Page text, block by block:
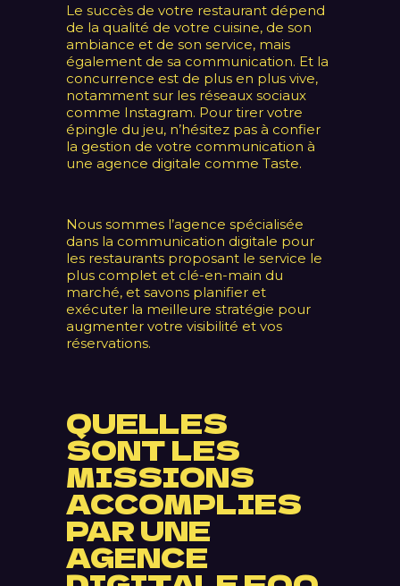
Le succès de votre restaurant dépend
de la qualité de votre cuisine, de son
ambiance et de son service, mais
également de sa communication. Et la
concurrence est de plus en plus vive,
notamment sur les réseaux sociaux
comme Instagram. Pour tirer votre
épingle du jeu, n’hésitez pas à confier
la gestion de votre communication à
une agence digitale comme Taste.
Nous sommes l’agence spécialisée
dans la communication digitale pour
les restaurants proposant le service le
plus complet et clé-en-main du
marché, et savons planifier et
exécuter la meilleure stratégie pour
augmenter votre visibilité et vos
réservations.
QUELLES
SONT LES
MISSIONS
ACCOMPLIES
PAR UNE
AGENCE